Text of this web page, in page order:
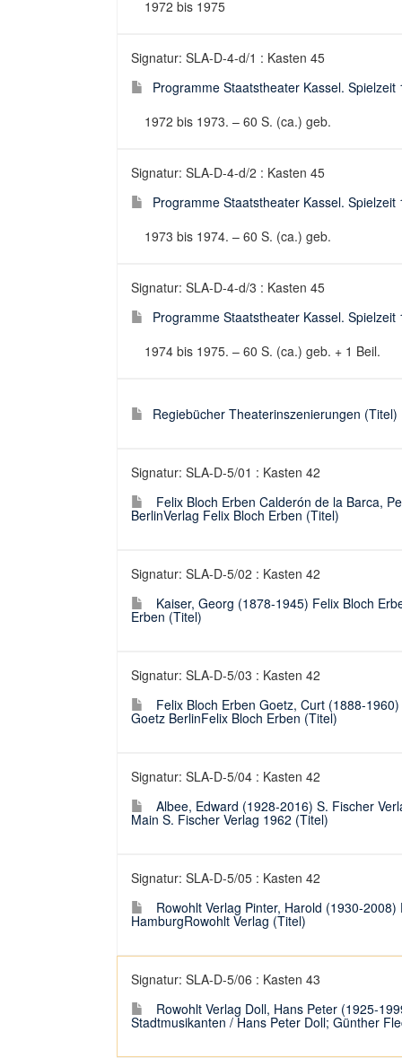
1972 bis 1975
Signatur: SLA-D-4-d/1 : Kasten 45
Programme Staatstheater Kassel.
1972 bis 1973. – 60 S. (ca.) geb.
Signatur: SLA-D-4-d/2 : Kasten 45
Programme Staatstheater Kassel.
1973 bis 1974. – 60 S. (ca.) geb.
Signatur: SLA-D-4-d/3 : Kasten 45
Programme Staatstheater Kassel.
1974 bis 1975. – 60 S. (ca.) geb. + 1 Beil.
Regiebücher Theaterinszenierungen (Titel)
Signatur: SLA-D-5/01 : Kasten 42
Felix Bloch Erben Calderón de la Barca,
BerlinVerlag Felix Bloch Erben (Titel)
Signatur: SLA-D-5/02 : Kasten 42
Kaiser, Georg (1878-1945) Felix Bloch
Erben (Titel)
Signatur: SLA-D-5/03 : Kasten 42
Felix Bloch Erben Goetz, Curt (1888-
Goetz BerlinFelix Bloch Erben (Titel)
Signatur: SLA-D-5/04 : Kasten 42
Albee, Edward (1928-2016) S. Fischer
Main S. Fischer Verlag 1962 (Titel)
Signatur: SLA-D-5/05 : Kasten 42
Rowohlt Verlag Pinter, Harold (1930-
HamburgRowohlt Verlag (Titel)
Signatur: SLA-D-5/06 : Kasten 43
Rowohlt Verlag Doll, Hans Peter (1925-
Stadtmusikanten / Hans Peter Doll; Günther